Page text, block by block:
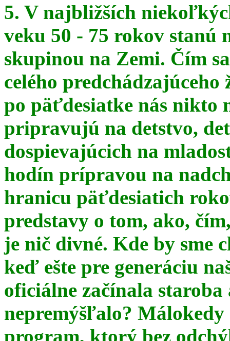
5. V najbližších
veku 50 - 75 rokov stanú
skupinou na Zemi. Čím
celého
po päťdesiatke nás nikto
pripravujú na detstvo,
dospievajúcich na
hodín prípravou na
hranicu päťdesiatich
predstavy o tom, ako,
je nič divné. Kde by sme
keď ešte pre generáciu
oficiálne začínala
nepremýšľalo? Málokedy
program, ktorý bez